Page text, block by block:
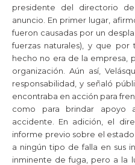
presidente del directorio
anuncio. En primer lugar,
fueron causadas por un
fuerzas naturales), y que
hecho no era de la empresa,
organización. Aún así,
responsabilidad, y señaló
encontraba en acción para
como para brindar apoyo
accidente. En adición, el
informe previo sobre el
a ningún tipo de falla en sus
inminente de fuga, pero a la